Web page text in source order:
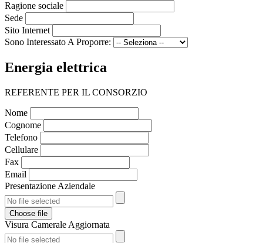
Ragione sociale
Sede
Sito Internet
Sono Interessato A Proporre:
Energia elettrica
REFERENTE PER IL CONSORZIO
Nome
Cognome
Telefono
Cellulare
Fax
Email
Presentazione Aziendale
Choose file
Visura Camerale Aggiornata